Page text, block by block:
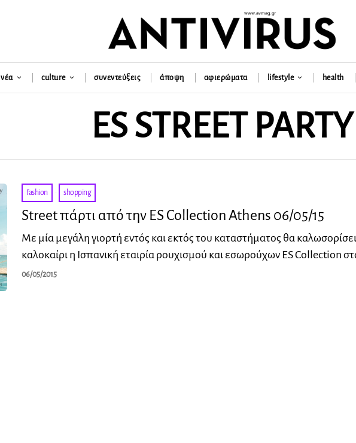
νέα culture συνεντεύξεις άποψη αφιερώματα lifestyle health
ES STREET PARTY
fashion · shopping
Street πάρτι από την ES Collection Athens 06/05/15
Με μία μεγάλη γιορτή εντός και εκτός του καταστήματος θα
καλοκαίρι η Ισπανική εταιρία ρουχισμού και εσωρούχων ES Collection
06/05/2015